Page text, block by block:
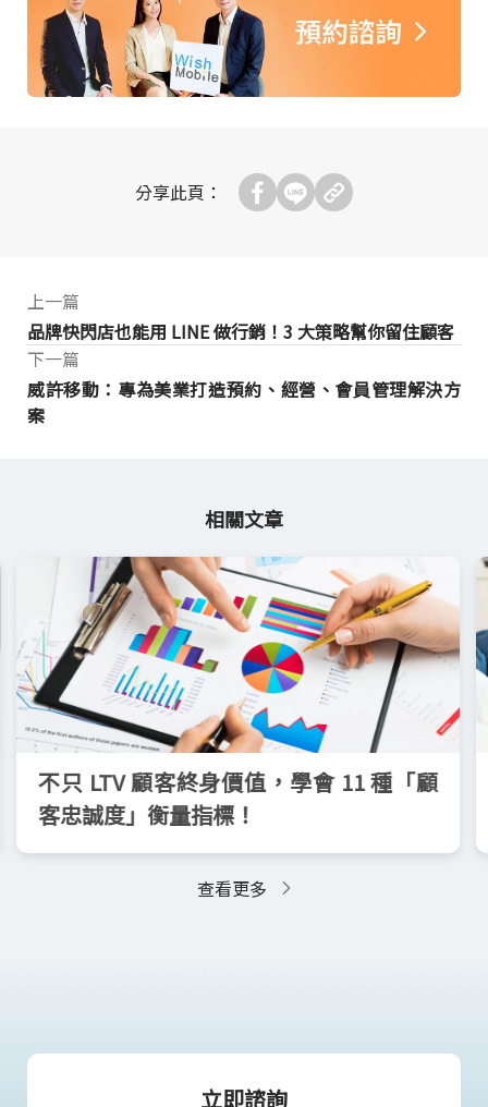
分享此頁：
上一篇
品牌快閃店也能用 LINE 做行銷！3 大策略幫你留住顧客
威許移動：專為美業打造預約、經營、會員管理解決方
案
下一篇
相關文章
不只 LTV 顧客終身價值，學會 11 種「顧
客忠誠度」衡量指標！
查看更多
立即諮詢